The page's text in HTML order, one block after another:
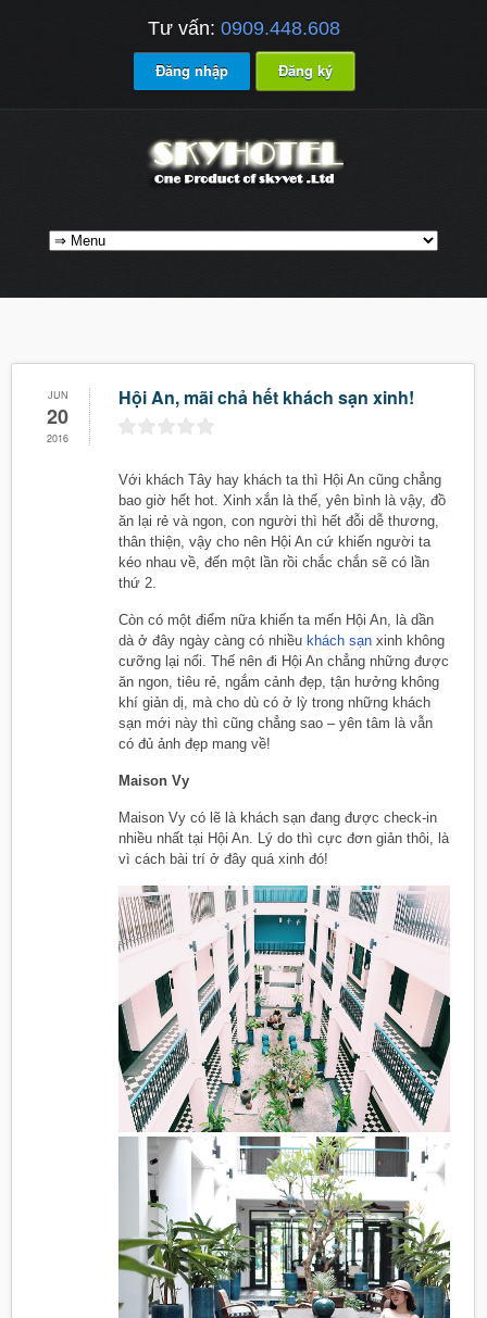
Tư vấn: 0909.448.608
Đăng nhập Đăng ký
JUN
20
2016
Hội An, mãi chả hết khách sạn xinh!
Với khách Tây hay khách ta thì Hội An cũng chẳng
bao giờ hết hot. Xinh xắn là thế, yên bình là vậy, đồ
ăn lại rẻ và ngon, con người thì hết đỗi dễ thương,
thân thiện, vậy cho nên Hội An cứ khiến người ta
kéo nhau về, đến một lần rồi chắc chắn sẽ có lần
thứ 2.
Còn có một điểm nữa khiến ta mến Hội An, là dần
dà ở đây ngày càng có nhiều khách sạn xinh không
cưỡng lại nổi. Thế nên đi Hội An chẳng những được
ăn ngon, tiêu rẻ, ngắm cảnh đẹp, tận hưởng không
khí giản dị, mà cho dù có ở lỳ trong những khách
sạn mới này thì cũng chẳng sao – yên tâm là vẫn
có đủ ảnh đẹp mang về!
Maison Vy
Maison Vy có lẽ là khách sạn đang được check-in
nhiều nhất tại Hội An. Lý do thì cực đơn giản thôi, là
vì cách bài trí ở đây quá xinh đó!